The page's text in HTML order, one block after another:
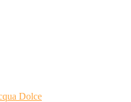
Dolce